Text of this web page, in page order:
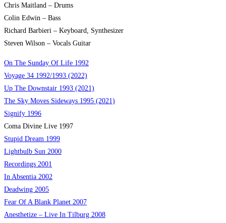
Chris Maitland – Drums
Colin Edwin – Bass
Richard Barbieri – Keyboard, Synthesizer
Steven Wilson – Vocals Guitar
On The Sunday Of Life 1992
Voyage 34 1992/1993 (2022)
Up The Downstair 1993 (2021)
The Sky Moves Sideways 1995 (2021)
Signify 1996
Coma Divine Live 1997
Stupid Dream 1999
Lightbulb Sun 2000
Recordings 2001
In Absentia 2002
Deadwing 2005
Fear Of A Blank Planet 2007
Anesthetize – Live In Tilburg 2008